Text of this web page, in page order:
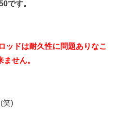
です。
ッドは耐久性に問題ありなこ
せん。
笑)